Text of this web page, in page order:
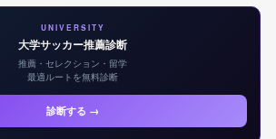
UNIVERSITY
大学サッカー推薦診断
推薦・セレクション・留学
最適ルートを無料診断
診断する →